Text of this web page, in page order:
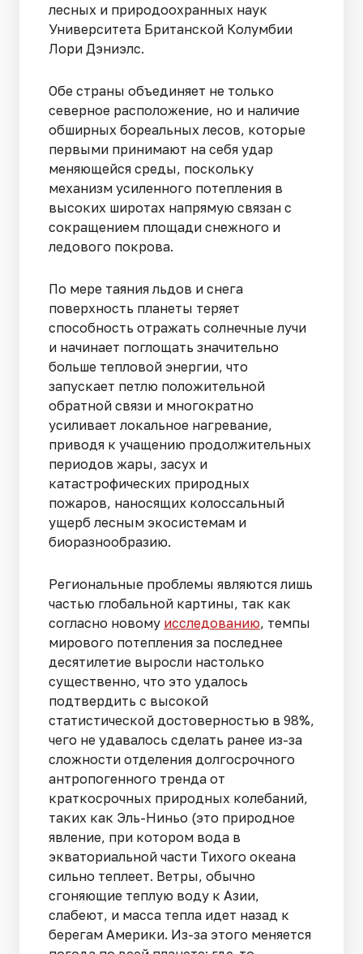
лесных и природоохранных наук
Университета Британской Колумбии
Лори Дэниэлс.
Обе страны объединяет не только
северное расположение, но и наличие
обширных бореальных лесов, которые
первыми принимают на себя удар
меняющейся среды, поскольку
механизм усиленного потепления в
высоких широтах напрямую связан с
сокращением площади снежного и
ледового покрова.
По мере таяния льдов и снега
поверхность планеты теряет
способность отражать солнечные лучи
и начинает поглощать значительно
больше тепловой энергии, что
запускает петлю положительной
обратной связи и многократно
усиливает локальное нагревание,
приводя к учащению продолжительных
периодов жары, засух и
катастрофических природных
пожаров, наносящих колоссальный
ущерб лесным экосистемам и
биоразнообразию.
Региональные проблемы являются лишь
частью глобальной картины, так как
согласно новому исследованию, темпы
мирового потепления за последнее
десятилетие выросли настолько
существенно, что это удалось
подтвердить с высокой
статистической достоверностью в 98%,
чего не удавалось сделать ранее из-за
сложности отделения долгосрочного
антропогенного тренда от
краткосрочных природных колебаний,
таких как Эль-Ниньо (это природное
явление, при котором вода в
экваториальной части Тихого океана
сильно теплеет. Ветры, обычно
сгоняющие теплую воду к Азии,
слабеют, и масса тепла идет назад к
берегам Америки. Из-за этого меняется